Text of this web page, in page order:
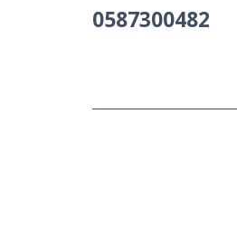
0587300482